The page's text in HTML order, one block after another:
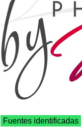
Fuentes identificadas